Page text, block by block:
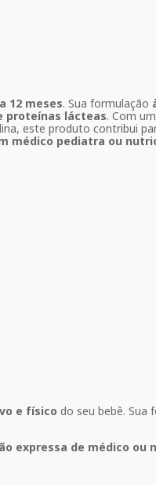
12 meses. Sua formulação
proteínas lácteas. Com
este produto contribui
médico pediatra ou
e físico do seu bebê. Sua
expressa de médico ou